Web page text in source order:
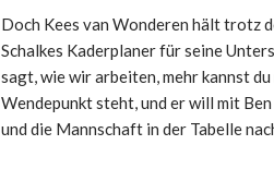
Doch Kees van Wonderen hält trotz
Schalkes Kaderplaner für seine
sagt, wie wir arbeiten, mehr kannst
Wendepunkt steht, und er will mit
und die Mannschaft in der Tabelle